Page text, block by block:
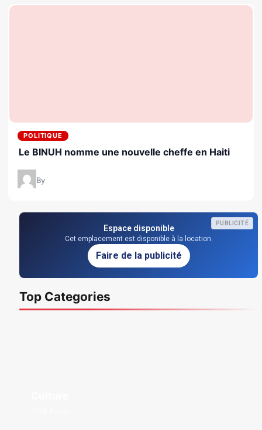
POLITIQUE
Le BINUH nomme une nouvelle cheffe en Haiti
By
PUBLICITÉ
Espace disponible
Cet emplacement est disponible à la location.
Faire de la publicité
Top Categories